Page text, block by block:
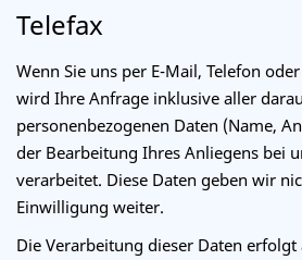
Telefax
Wenn Sie uns per E-Mail, Telefon
wird Ihre Anfrage inklusive aller
personenbezogenen Daten (Name,
der Bearbeitung Ihres Anliegens bei
verarbeitet. Diese Daten geben wir
Einwilligung weiter.
Die Verarbeitung dieser Daten